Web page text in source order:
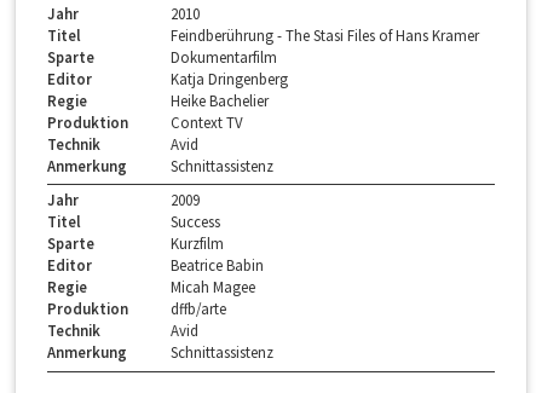
Jahr
2010
Titel
Feindberührung - The Stasi Files of Hans Kramer
Sparte
Dokumentarfilm
Editor
Katja Dringenberg
Regie
Heike Bachelier
Produktion
Context TV
Technik
Avid
Anmerkung
Schnittassistenz
Jahr
2009
Titel
Success
Sparte
Kurzfilm
Editor
Beatrice Babin
Regie
Micah Magee
Produktion
dffb/arte
Technik
Avid
Anmerkung
Schnittassistenz